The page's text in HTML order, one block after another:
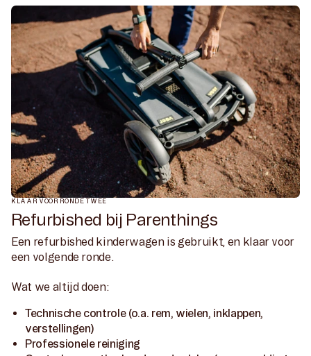
KLAAR VOOR RONDE TWEE
Refurbished bij Parenthings
Een refurbished kinderwagen is gebruikt, en klaar voor
een volgende ronde.
Wat we altijd doen:
Technische controle (o.a. rem, wielen, inklappen,
verstellingen)
Professionele reiniging